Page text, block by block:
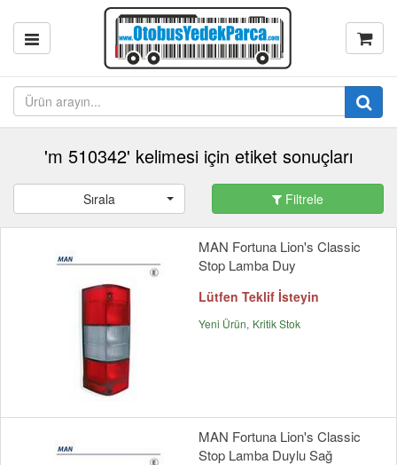
'​m 510342' kelimesi için etiket sonuçları
Sırala Filtrele
MAN Fortuna Lion's Classic
Stop Lamba Duy
Lütfen Teklif İsteyin
Yeni Ürün Kritik Stok
MAN Fortuna Lion's Classic
Stop Lamba Duylu Sağ